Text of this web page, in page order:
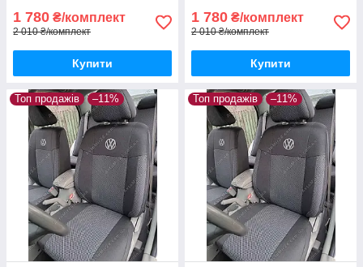
1 780 ₴/комплект
2 010 ₴/комплект
Купити
1 780 ₴/комплект
2 010 ₴/комплект
Купити
Топ продажів –11% Топ продажів –11%